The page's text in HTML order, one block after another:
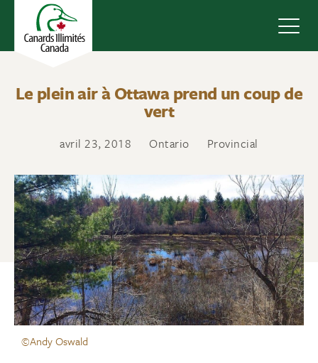
Le plein air à Ottawa prend un coup de
vert
avril 23, 2018 Ontario Provincial
©Andy Oswald